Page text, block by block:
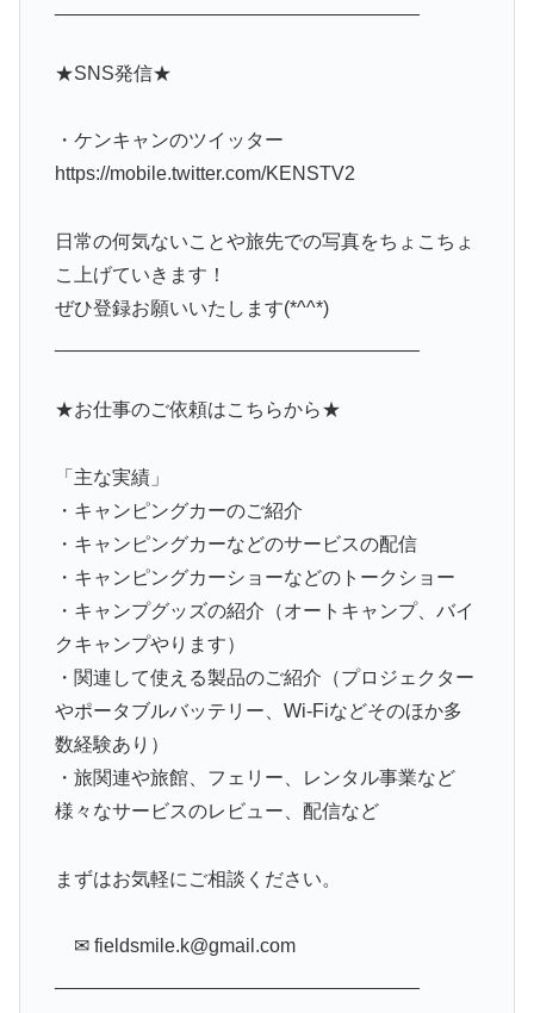
★SNS発信★
・ケンキャンのツイッター
https://mobile.twitter.com/KENSTV2
日常の何気ないことや旅先での写真をちょこちょ
こ上げていきます！
ぜひ登録お願いいたします(*^^*)
★お仕事のご依頼はこちらから★
「主な実績」
・キャンピングカーのご紹介
・キャンピングカーなどのサービスの配信
・キャンピングカーショーなどのトークショー
・キャンプグッズの紹介（オートキャンプ、バイ
クキャンプやります）
・関連して使える製品のご紹介（プロジェクター
やポータブルバッテリー、Wi-Fiなどそのほか多
数経験あり）
・旅関連や旅館、フェリー、レンタル事業など
様々なサービスのレビュー、配信など
まずはお気軽にご相談ください。
✉︎ fieldsmile.k@gmail.com